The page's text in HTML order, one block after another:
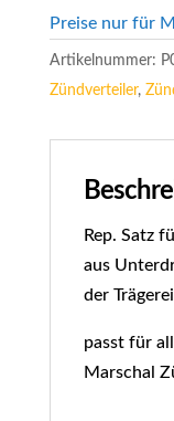
Preise nur für
Artikelnummer:
Zündverteiler,
Rep. Satz
aus
der
passt für
Marschal